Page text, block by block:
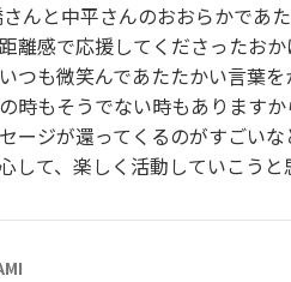
んと中平さんのおおらかであ
離感で応援してくださったお
つも微笑んであたたかい言葉
時もそうでない時もあります
ージが還ってくるのがすごい
して、楽しく活動していこう